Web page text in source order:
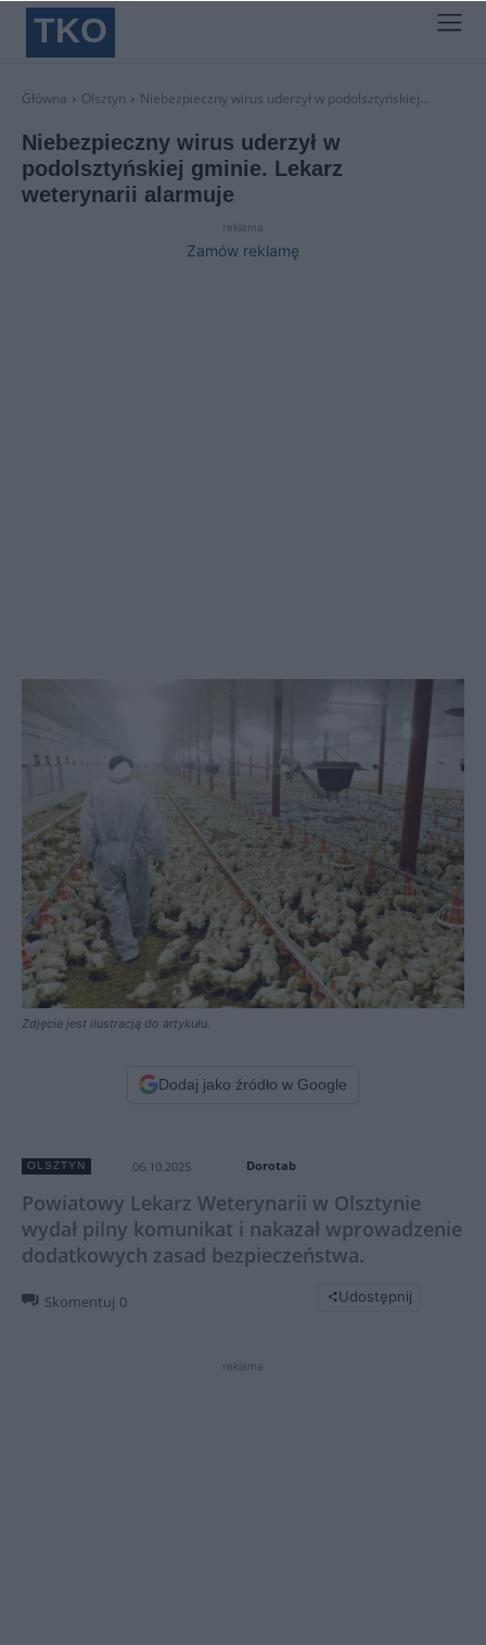
TKO
Główna Olsztyn Niebezpieczny wirus uderzył w podolsztyńskiej...
Niebezpieczny wirus uderzył w
podolsztyńskiej gminie. Lekarz
weterynarii alarmuje
reklama
Zamów reklamę
Zdjęcie jest ilustracją do artykułu.
Dodaj jako źródło w Google
OLSZTYN 06.10.2025 Dorotab
Powiatowy Lekarz Weterynarii w Olsztynie
wydał pilny komunikat i nakazał wprowadzenie
dodatkowych zasad bezpieczeństwa.
Skomentuj 0 Udostępnij
reklama